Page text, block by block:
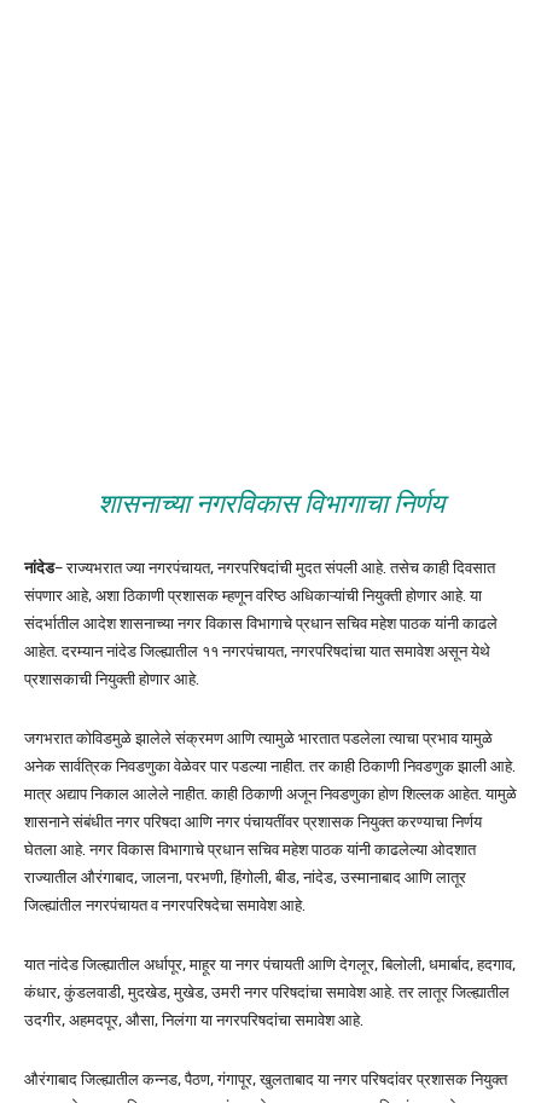
शासनाच्या नगरविकास विभागाचा निर्णय
नांदेड– राज्यभरात ज्या नगरपंचायत, नगरपरिषदांची मुदत संपली आहे. तसेच काही दिवसात
संपणार आहे, अशा ठिकाणी प्रशासक म्हणून वरिष्ठ अधिकाऱ्यांची नियुक्ती होणार आहे. या
संदर्भातील आदेश शासनाच्या नगर विकास विभागाचे प्रधान सचिव महेश पाठक यांनी काढले
आहेत. दरम्यान नांदेड जिल्ह्यातील ११ नगरपंचायत, नगरपरिषदांचा यात समावेश असून येथे
प्रशासकाची नियुक्ती होणार आहे.
जगभरात कोविडमुळे झालेले संक्रमण आणि त्यामुळे भारतात पडलेला त्याचा प्रभाव यामुळे
अनेक सार्वत्रिक निवडणुका वेळेवर पार पडल्या नाहीत. तर काही ठिकाणी निवडणुक झाली आहे.
मात्र अद्याप निकाल आलेले नाहीत. काही ठिकाणी अजून निवडणुका होण शिल्लक आहेत. यामुळे
शासनाने संबंधीत नगर परिषदा आणि नगर पंचायतींवर प्रशासक नियुक्त करण्याचा निर्णय
घेतला आहे. नगर विकास विभागाचे प्रधान सचिव महेश पाठक यांनी काढलेल्या ओदशात
राज्यातील औरंगाबाद, जालना, परभणी, हिंगोली, बीड, नांदेड, उस्मानाबाद आणि लातूर
जिल्ह्यांतील नगरपंचायत व नगरपरिषदेचा समावेश आहे.
यात नांदेड जिल्ह्यातील अर्धापूर, माहूर या नगर पंचायती आणि देगलूर, बिलोली, धमार्बाद, हदगाव,
कंधार, कुंडलवाडी, मुदखेड, मुखेड, उमरी नगर परिषदांचा समावेश आहे. तर लातूर जिल्ह्यातील
उदगीर, अहमदपूर, औसा, निलंगा या नगरपरिषदांचा समावेश आहे.
औरंगाबाद जिल्ह्यातील कन्नड, पैठण, गंगापूर, खुलताबाद या नगर परिषदांवर प्रशासक नियुक्त